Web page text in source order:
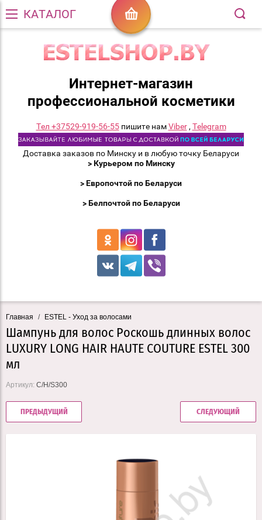
КАТАЛОГ
Интернет-магазин
профессиональной косметики
Тел +37529-919-56-55пишите намViber, Telegram
Доставка заказов по Минску и в любую точку Беларуси
> Курьером по Минску
> Европочтой по Беларуси
> Белпочтой по Беларуси
Главная / ESTEL - Уход за волосами
Шампунь для волос Роскошь длинных волос
LUXURY LONG HAIR HAUTE COUTURE ESTEL 300
мл
Артикул: C/H/S300
ПРЕДЫДУЩИЙ СЛЕДУЮЩИЙ